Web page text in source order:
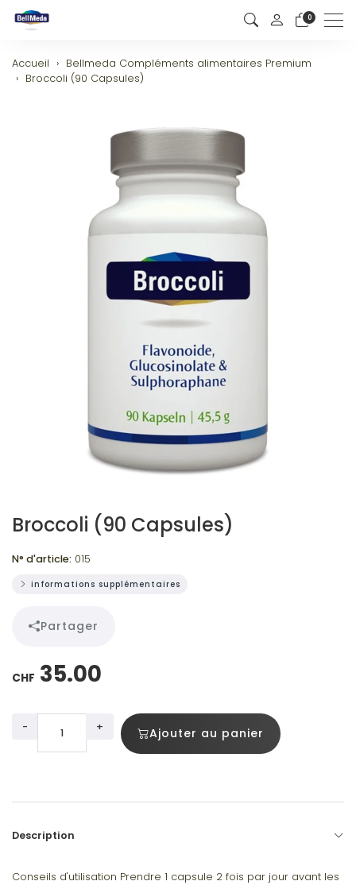
0
Accueil
Bellmeda Compléments alimentaires Premium
Broccoli (90 Capsules)
Broccoli (90 Capsules)
N° d'article: 015
informations supplémentaires
Partager
CHF 35.00
- + Ajouter au panier
Description
Conseils d'utilisation Prendre 1 capsule 2 fois par jour avant les